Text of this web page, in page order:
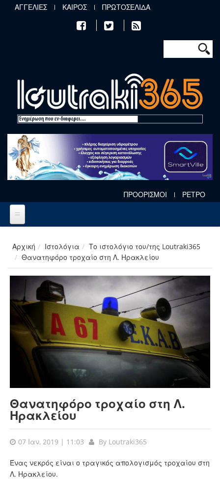
Παράκαμψη προς το κυρίως περιεχόμενο
ΑΓΓΕΛΙΕΣ ΚΑΙΡΟΣ ΠΡΩΤΟΣΕΛΙΔΑ
Φόρμα
Αναζήτηση
ΠΡΟΟΡΙΣΜΟΙ ΡΕΤΡΟ
Αρχική Ιστολόγια
Το ιστολόγιο του/της Loutraki365
Θανατηφόρο τροχαίο στη Λ. Ηρακλείου
Θανατηφόρο τροχαίο στη Λ.
Ηρακλείου
07 Ιαν, 2019 | 11:03 By Loutraki365
Ένας νεκρός είναι ο τραγικός απολογισμός τροχαίου στη
Λ. Ηρακλείου.